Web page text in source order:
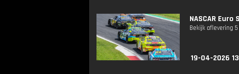
NASCAR Euro
Bekijk aflevering 5
19-04-2026